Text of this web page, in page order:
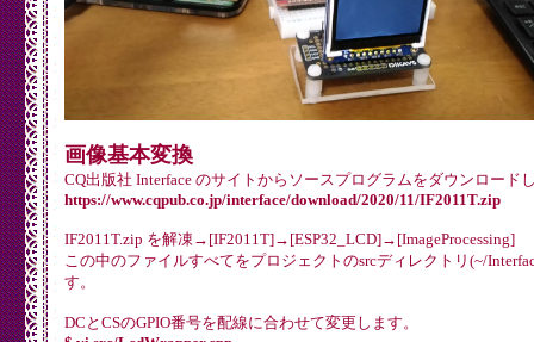
画像基本変換
CQ出版社 Interface のサイトからソースプログラムをダウンロード
https://www.cqpub.co.jp/interface/download/2020/11/IF2011T.zip
IF2011T.zip を解凍→[IF2011T]→[ESP32_LCD]→[ImageProcessing]
この中のファイルすべてをプロジェクトのsrcディレクトリ(~/
す。
DCとCSのGPIO番号を配線に合わせて変更します。